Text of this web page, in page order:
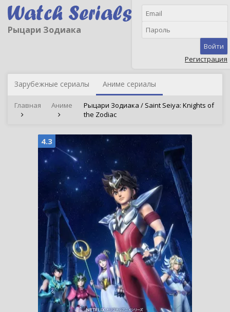
Рыцари Зодиака
Войти
Регистрация
Зарубежные сериалы Аниме сериалы
Главная Аниме
Рыцари Зодиака / Saint Seiya: Knights of
the Zodiac
4.3